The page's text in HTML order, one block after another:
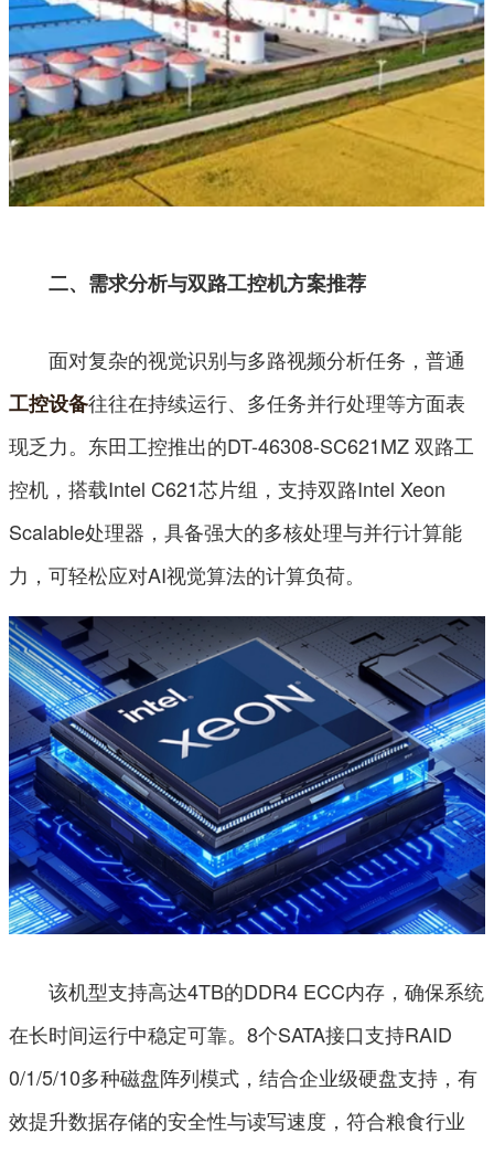
二、需求分析与双路工控机方案推荐
面对复杂的视觉识别与多路视频分析任务，普通
工控设备往往在持续运行、多任务并行处理等方面表
现乏力。东田工控推出的DT-46308-SC621MZ 双路工
控机，搭载Intel C621芯片组，支持双路Intel Xeon
Scalable处理器，具备强大的多核处理与并行计算能
力，可轻松应对AI视觉算法的计算负荷。
该机型支持高达4TB的DDR4 ECC内存，确保系统
在长时间运行中稳定可靠。8个SATA接口支持RAID
0/1/5/10多种磁盘阵列模式，结合企业级硬盘支持，有
效提升数据存储的安全性与读写速度，符合粮食行业